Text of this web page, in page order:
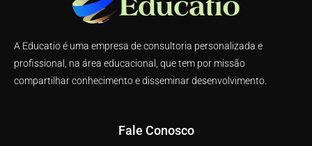
A Educatio é uma empresa de consultoria personalizada e
profissional, na área educacional, que tem por missão
compartilhar conhecimento e disseminar desenvolvimento.
Fale Conosco